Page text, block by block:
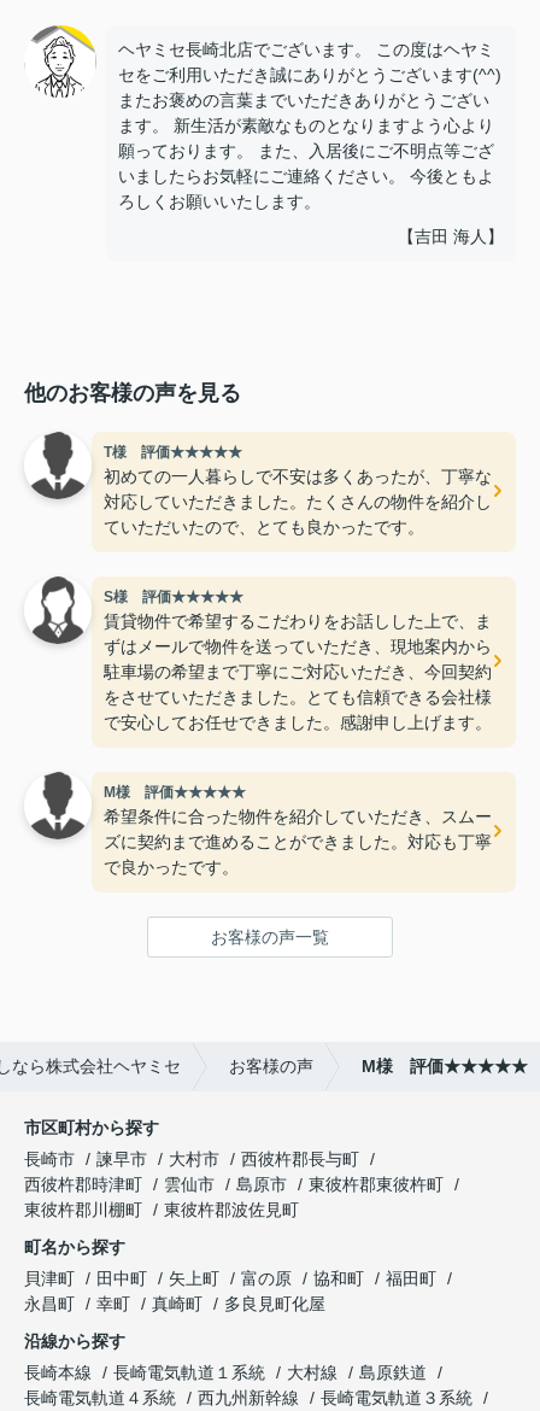
ヘヤミセ長崎北店でございます。 この度はヘヤミ
セをご利用いただき誠にありがとうございます(^^)
またお褒めの言葉までいただきありがとうござい
ます。 新生活が素敵なものとなりますよう心より
願っております。 また、入居後にご不明点等ござ
いましたらお気軽にご連絡ください。 今後ともよ
ろしくお願いいたします。
【吉田 海人】
他のお客様の声を見る
T様 評価★★★★★
初めての一人暮らしで不安は多くあったが、丁寧な
対応していただきました。たくさんの物件を紹介し
ていただいたので、とても良かったです。
S様 評価★★★★★
賃貸物件で希望するこだわりをお話しした上で、ま
ずはメールで物件を送っていただき、現地案内から
駐車場の希望まで丁寧にご対応いただき、今回契約
をさせていただきました。とても信頼できる会社様
で安心してお任せできました。感謝申し上げます。
M様 評価★★★★★
希望条件に合った物件を紹介していただき、スムー
ズに契約まで進めることができました。対応も丁寧
で良かったです。
お客様の声一覧
なら株式会社ヘヤミセ お客様の声 M様 評価★★★★★
市区町村から探す
長崎市
諫早市 大村市
西彼杵郡長与町
西彼杵郡時津町
雲仙市 島原市
東彼杵郡東彼杵町
東彼杵郡川棚町
東彼杵郡波佐見町
町名から探す
貝津町
田中町 矢上町 富の原 協和町
福田町
永昌町
幸町 真崎町
多良見町化屋
沿線から探す
長崎本線
長崎電気軌道１系統 大村線
島原鉄道
長崎電気軌道４系統
西九州新幹線
長崎電気軌道３系統